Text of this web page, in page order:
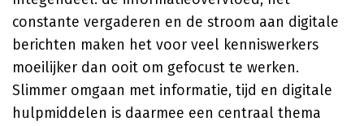
constante vergaderen en de stroom aan digitale
berichten maken het voor veel kenniswerkers
moeilijker dan ooit om gefocust te werken.
Slimmer omgaan met informatie, tijd en digitale
hulpmiddelen is daarmee een centraal thema